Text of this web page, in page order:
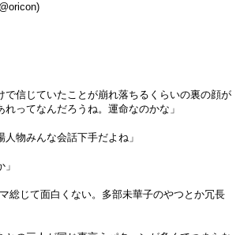
で信じていたことが崩れ落ちるくらいの裏の顔が
ってなんだろうね。運命なのかな」
人物みんな会話下手だよね」
総じて面白くない。多部未華子のやつとか冗長